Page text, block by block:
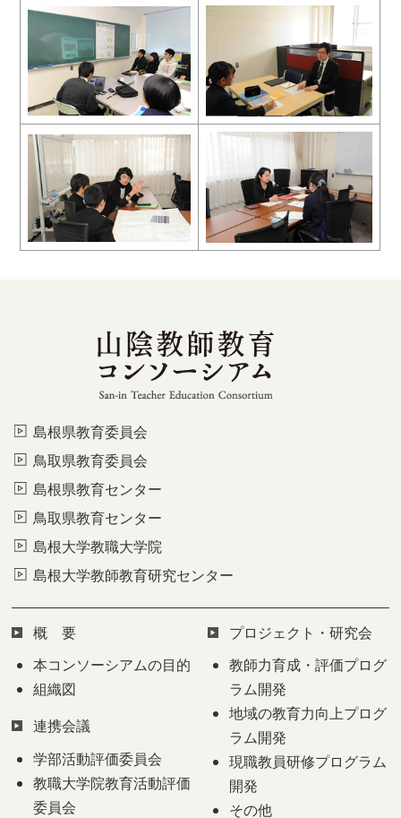
島根県教育委員会
鳥取県教育委員会
島根県教育センター
鳥取県教育センター
島根大学教職大学院
島根大学教師教育研究センター
概 要
本コンソーシアムの目的
組織図
連携会議
学部活動評価委員会
教職大学院教育活動評価
委員会
プロジェクト・研究会
教師力育成・評価プログ
ラム開発
地域の教育力向上プログ
ラム開発
現職教員研修プログラム
開発
その他